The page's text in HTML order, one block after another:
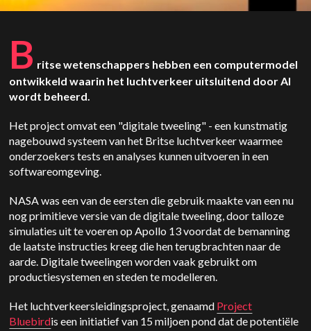
B ritse wetenschappers hebben een computermodel
ontwikkeld waarin het luchtverkeer uitsluitend door AI
wordt beheerd.
Het project omvat een "digitale tweeling" - een kunstmatig
nagebouwd systeem van het Britse luchtverkeer waarmee
onderzoekers tests en analyses kunnen uitvoeren in een
softwareomgeving.
NASA was een van de eersten die gebruik maakte van een nu
nog primitieve versie van de digitale tweeling, door talloze
simulaties uit te voeren op Apollo 13 voordat de bemanning
de laatste instructies kreeg die hen terugbrachten naar de
aarde. Digitale tweelingen worden vaak gebruikt om
productiesystemen en steden te modelleren.
Het luchtverkeersleidingsproject, genaamd Project
Bluebirdis een initiatief van 15 miljoen pond dat de potentiële